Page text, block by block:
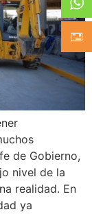
de Gobierno,
nivel de la
realidad. En
ya